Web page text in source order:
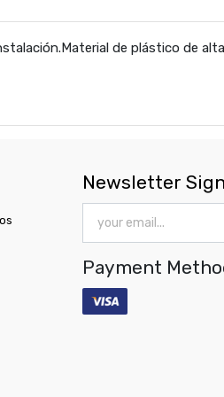
de plástico de
Newsletter
Payment